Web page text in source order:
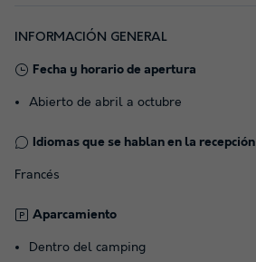
INFORMACIÓN GENERAL
Fecha y horario de apertura
Abierto de abril a octubre
Idiomas que se hablan en la recepción
Francés
Aparcamiento
Dentro del camping